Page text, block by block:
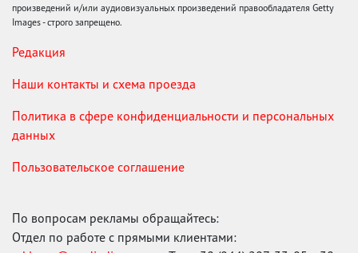
произведений и/или аудиовизуальных произведений правообладателя Getty
Images - строго запрещено.
Редакция
Наши контакты и схема проезда
Политика в сфере конфиденциальности и персональных
данных
Пользовательское соглашение
По вопросам рекламы обращайтесь:
Отдел по работе с прямыми клиентами: